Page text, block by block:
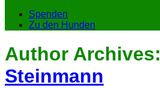
Spenden
Zu den Hunden
Author Archives:
Steinmann